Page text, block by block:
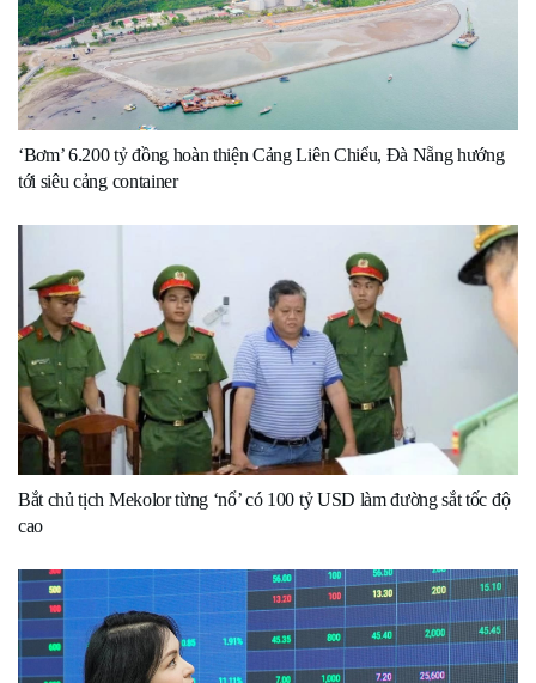
‘Bơm’ 6.200 tỷ đồng hoàn thiện Cảng Liên Chiểu, Đà Nẵng hướng
tới siêu cảng container
Bắt chủ tịch Mekolor từng ‘nổ’ có 100 tỷ USD làm đường sắt tốc độ
cao